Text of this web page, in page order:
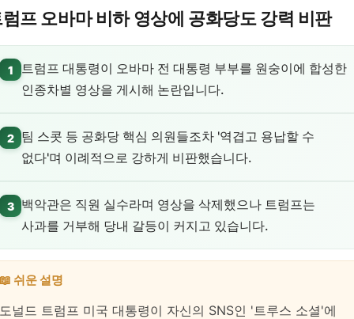
프 오바마 비하 영상에 공화당도 강력 비판
1
트럼프 대통령이 오바마 전 대통령 부부를 원숭이에 합성한
인종차별 영상을 게시해 논란입니다.
2
팀 스콧 등 공화당 핵심 의원들조차 '역겹고 용납할 수
없다'며 이례적으로 강하게 비판했습니다.
3
백악관은 직원 실수라며 영상을 삭제했으나 트럼프는
사과를 거부해 당내 갈등이 커지고 있습니다.
📖 쉬운 설명
도널드 트럼프 미국 대통령이 자신의 SNS인 '트루스 소셜'에